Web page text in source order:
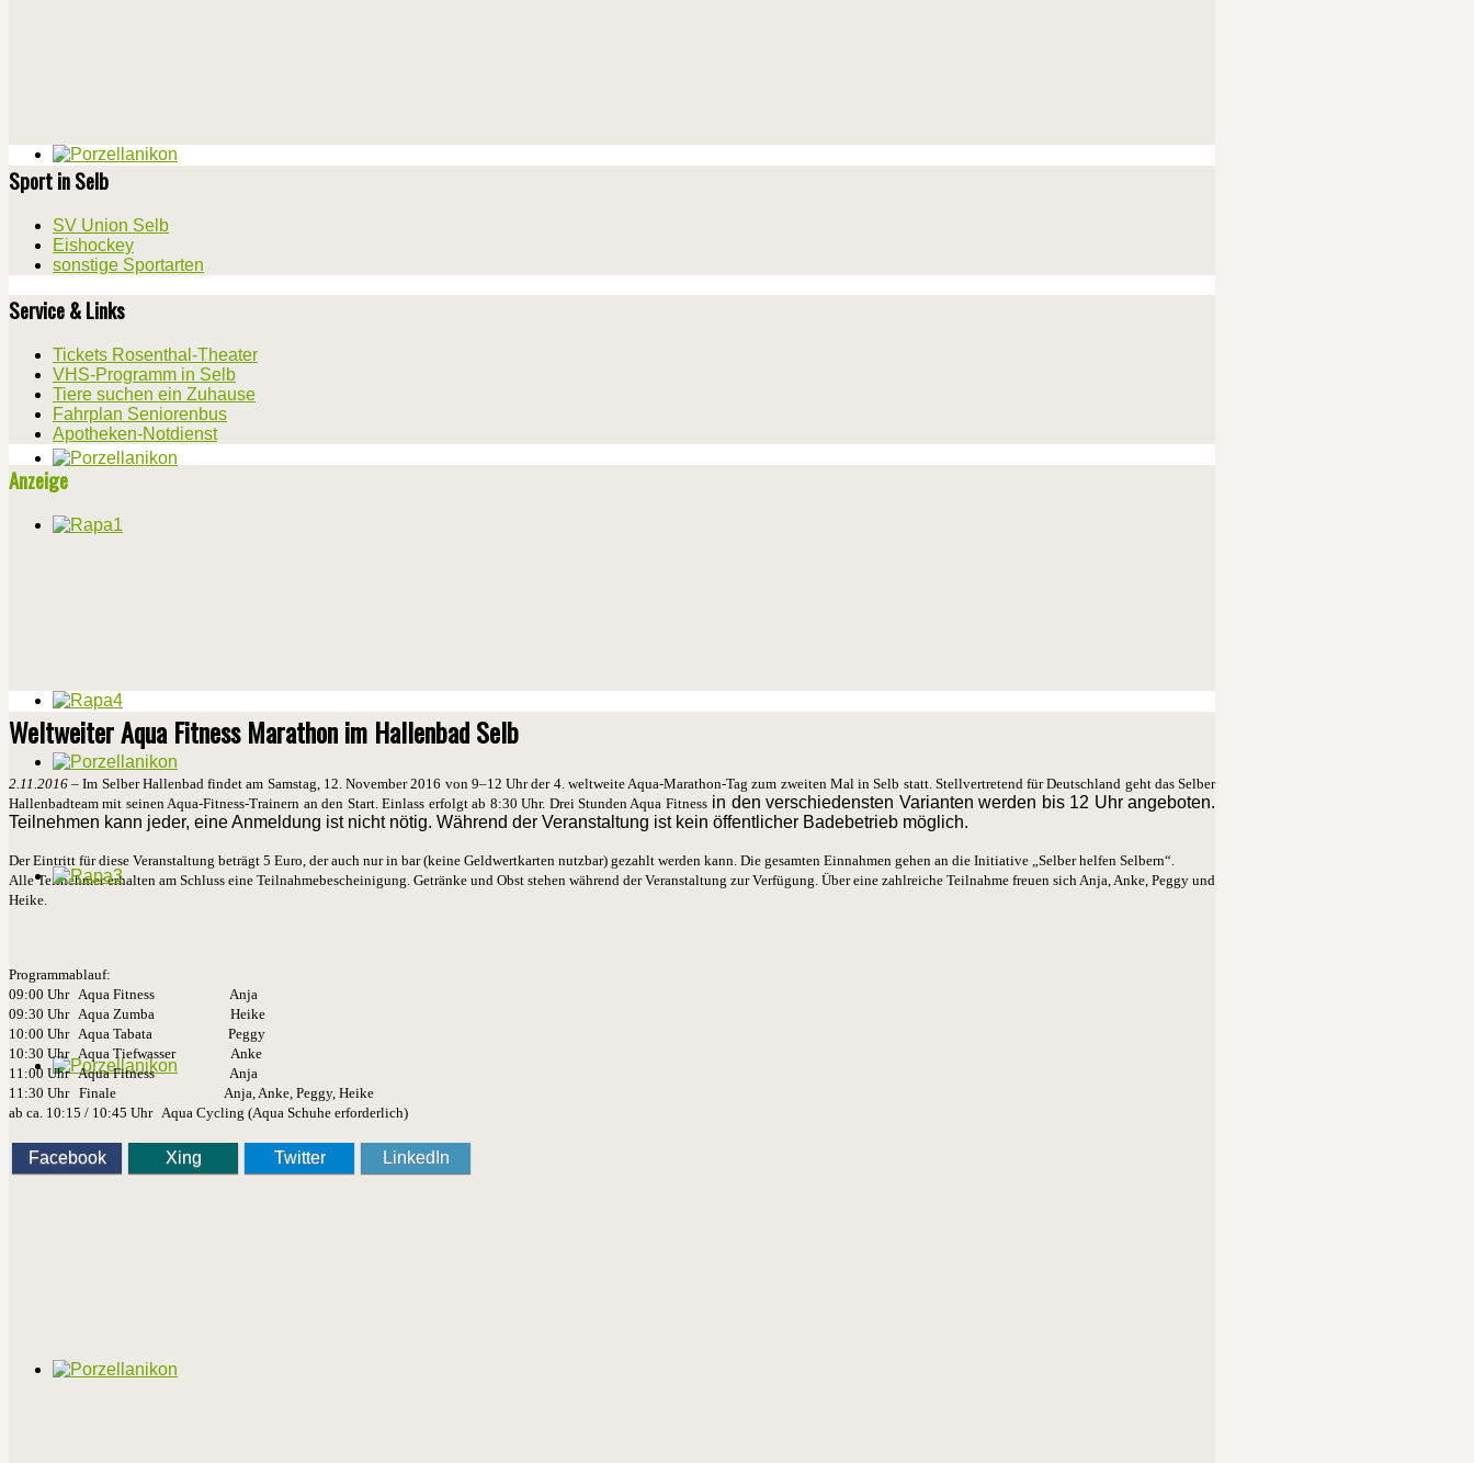
Sport in Selb
SV Union Selb
Eishockey
sonstige Sportarten
Service & Links
Tickets Rosenthal-Theater
VHS-Programm in Selb
Tiere suchen ein Zuhause
Fahrplan Seniorenbus
Apotheken-Notdienst
Anzeige
Weltweiter Aqua Fitness Marathon im Hallenbad Selb
2.11.2016 – Im Selber Hallenbad findet am Samstag, 12. November 2016 von 9–12 Uhr der 4. weltweite Aqua-Marathon-Tag zum zweiten Mal in Selb statt. Stellvertretend für Deutschland geht das Selber
Hallenbadteam mit seinen Aqua-Fitness-Trainern an den Start. Einlass erfolgt ab 8:30 Uhr. Drei Stunden Aqua Fitnessin den verschiedensten Varianten werden bis 12 Uhr angeboten.
Teilnehmen kann jeder, eine Anmeldung ist nicht nötig. Während der Veranstaltung ist kein öffentlicher Badebetrieb möglich.
Der Eintritt für diese Veranstaltung beträgt 5 Euro, der auch nur in bar (keine Geldwertkarten nutzbar) gezahlt werden kann. Die gesamten Einnahmen gehen an die Initiative „Selber helfen Selbern“.
Alle Teilnehmer erhalten am Schluss eine Teilnahmebescheinigung. Getränke und Obst stehen während der Veranstaltung zur Verfügung. Über eine zahlreiche Teilnahme freuen sich Anja, Anke, Peggy und
Heike.
Programmablauf:
09:00 Uhr Aqua Fitness Anja
09:30 Uhr Aqua Zumba Heike
10:00 Uhr Aqua Tabata Peggy
10:30 Uhr Aqua Tiefwasser Anke
11:00 Uhr Aqua Fitness Anja
11:30 Uhr Finale Anja, Anke, Peggy, Heike
ab ca. 10:15 / 10:45 Uhr Aqua Cycling (Aqua Schuhe erforderlich)
Facebook Xing Twitter LinkedIn